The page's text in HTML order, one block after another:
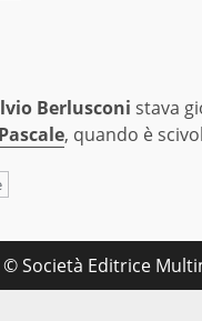
Berlusconi stava
, quando è
Società Editrice